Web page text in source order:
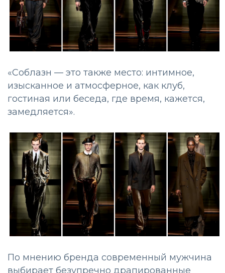
«Соблазн — это также место: интимное,
изысканное и атмосферное, как клуб,
гостиная или беседа, где время, кажется,
замедляется».
По мнению бренда современный мужчина
выбирает безупречно драпированные